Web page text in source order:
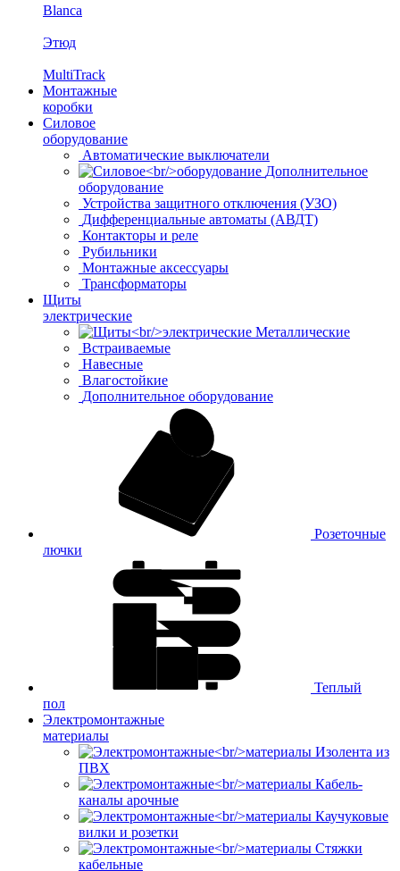
Blanca
Этюд
MultiTrack
Монтажные
коробки
Силовое
оборудование
Автоматические выключатели
Дополнительное
оборудование
Устройства защитного отключения (УЗО)
Дифференциальные автоматы (АВДТ)
Контакторы и реле
Рубильники
Монтажные аксессуары
Трансформаторы
Щиты
электрические
Металлические
Встраиваемые
Навесные
Влагостойкие
Дополнительное оборудование
Розеточные
лючки
Теплый
пол
Электромонтажные
материалы
Изолента из
ПВХ
Кабель-
каналы арочные
Каучуковые
вилки и розетки
Стяжки
кабельные